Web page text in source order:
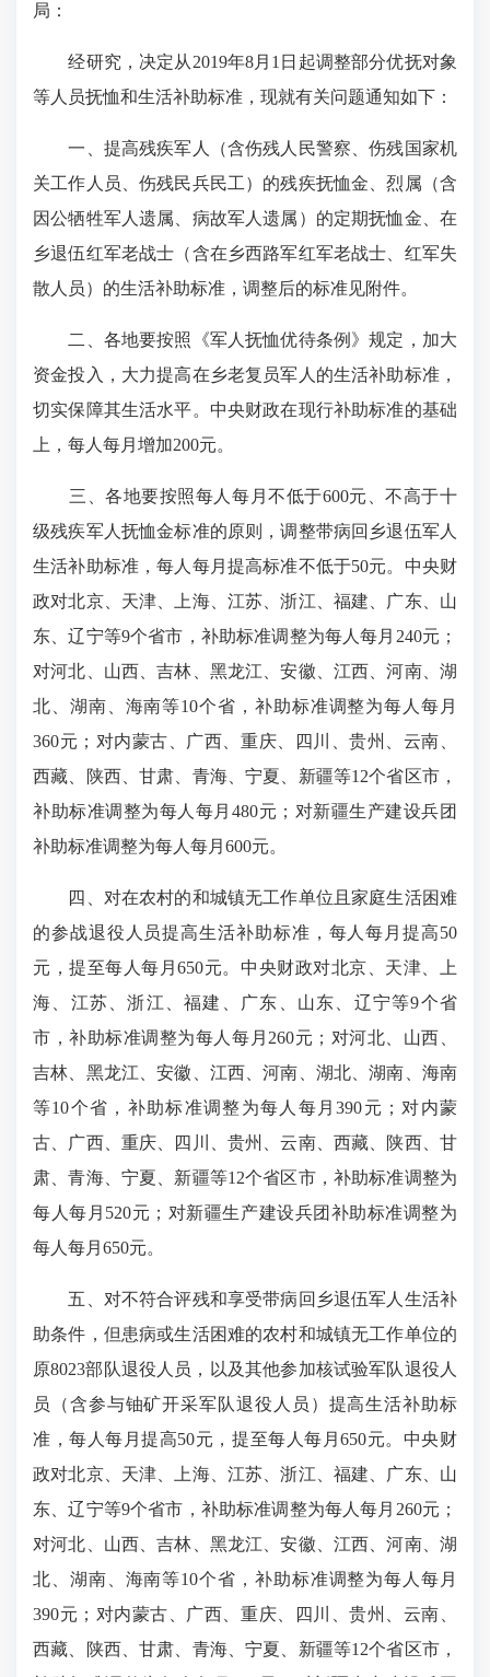
局：
经研究，决定从2019年8月1日起调整部分优抚对象
等人员抚恤和生活补助标准，现就有关问题通知如下：
一、提高残疾军人（含伤残人民警察、伤残国家机
关工作人员、伤残民兵民工）的残疾抚恤金、烈属（含
因公牺牲军人遗属、病故军人遗属）的定期抚恤金、在
乡退伍红军老战士（含在乡西路军红军老战士、红军失
散人员）的生活补助标准，调整后的标准见附件。
二、各地要按照《军人抚恤优待条例》规定，加大
资金投入，大力提高在乡老复员军人的生活补助标准，
切实保障其生活水平。中央财政在现行补助标准的基础
上，每人每月增加200元。
三、各地要按照每人每月不低于600元、不高于十
级残疾军人抚恤金标准的原则，调整带病回乡退伍军人
生活补助标准，每人每月提高标准不低于50元。中央财
政对北京、天津、上海、江苏、浙江、福建、广东、山
东、辽宁等9个省市，补助标准调整为每人每月240元；
对河北、山西、吉林、黑龙江、安徽、江西、河南、湖
北、湖南、海南等10个省，补助标准调整为每人每月
360元；对内蒙古、广西、重庆、四川、贵州、云南、
西藏、陕西、甘肃、青海、宁夏、新疆等12个省区市，
补助标准调整为每人每月480元；对新疆生产建设兵团
补助标准调整为每人每月600元。
四、对在农村的和城镇无工作单位且家庭生活困难
的参战退役人员提高生活补助标准，每人每月提高50
元，提至每人每月650元。中央财政对北京、天津、上
海、江苏、浙江、福建、广东、山东、辽宁等9个省
市，补助标准调整为每人每月260元；对河北、山西、
吉林、黑龙江、安徽、江西、河南、湖北、湖南、海南
等10个省，补助标准调整为每人每月390元；对内蒙
古、广西、重庆、四川、贵州、云南、西藏、陕西、甘
肃、青海、宁夏、新疆等12个省区市，补助标准调整为
每人每月520元；对新疆生产建设兵团补助标准调整为
每人每月650元。
五、对不符合评残和享受带病回乡退伍军人生活补
助条件，但患病或生活困难的农村和城镇无工作单位的
原8023部队退役人员，以及其他参加核试验军队退役人
员（含参与铀矿开采军队退役人员）提高生活补助标
准，每人每月提高50元，提至每人每月650元。中央财
政对北京、天津、上海、江苏、浙江、福建、广东、山
东、辽宁等9个省市，补助标准调整为每人每月260元；
对河北、山西、吉林、黑龙江、安徽、江西、河南、湖
北、湖南、海南等10个省，补助标准调整为每人每月
390元；对内蒙古、广西、重庆、四川、贵州、云南、
西藏、陕西、甘肃、青海、宁夏、新疆等12个省区市，